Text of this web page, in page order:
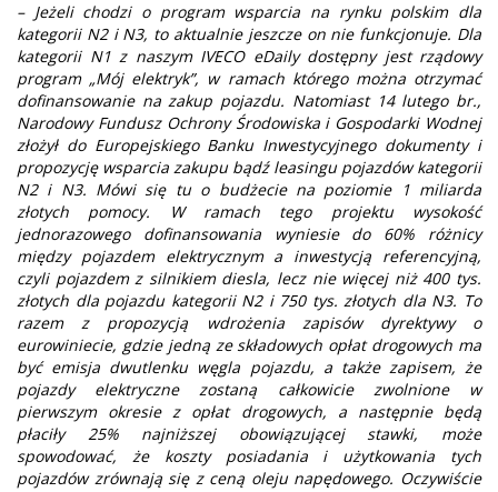
– Jeżeli chodzi o program wsparcia na rynku polskim dla
kategorii N2 i N3, to aktualnie jeszcze on nie funkcjonuje. Dla
kategorii N1 z naszym IVECO eDaily dostępny jest rządowy
program „Mój elektryk”, w ramach którego można otrzymać
dofinansowanie na zakup pojazdu. Natomiast 14 lutego br.,
Narodowy Fundusz Ochrony Środowiska i Gospodarki Wodnej
złożył do Europejskiego Banku Inwestycyjnego dokumenty i
propozycję wsparcia zakupu bądź leasingu pojazdów kategorii
N2 i N3. Mówi się tu o budżecie na poziomie 1 miliarda
złotych pomocy. W ramach tego projektu wysokość
jednorazowego dofinansowania wyniesie do 60% różnicy
między pojazdem elektrycznym a inwestycją referencyjną,
czyli pojazdem z silnikiem diesla, lecz nie więcej niż 400 tys.
złotych dla pojazdu kategorii N2 i 750 tys. złotych dla N3. To
razem z propozycją wdrożenia zapisów dyrektywy o
eurowiniecie, gdzie jedną ze składowych opłat drogowych ma
być emisja dwutlenku węgla pojazdu, a także zapisem, że
pojazdy elektryczne zostaną całkowicie zwolnione w
pierwszym okresie z opłat drogowych, a następnie będą
płaciły 25% najniższej obowiązującej stawki, może
spowodować, że koszty posiadania i użytkowania tych
pojazdów zrównają się z ceną oleju napędowego. Oczywiście